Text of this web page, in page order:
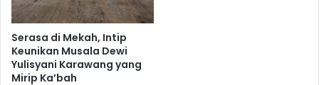
Serasa di Mekah, Intip
Keunikan Musala Dewi
Yulisyani Karawang yang
Mirip Ka’bah